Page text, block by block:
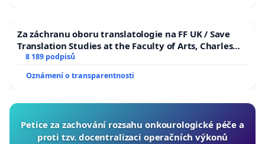
Za záchranu oboru translatologie na FF UK / Save
Translation Studies at the Faculty of Arts, Charles
University
8 189 podpisů
Oznámení o transparentnosti
Petice za zachování rozsahu onkourologické péče a
proti tzv. docentralizaci operačních výkonů